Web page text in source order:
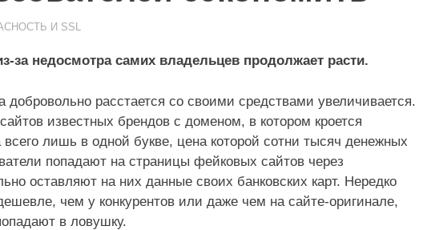
И SSL
за недосмотра самих владельцев продолжает расти.
добровольно расстается со своими средствами увеличивается.
известных брендов с доменом, в котором кроется
лишь в одной букве, цена которой сотни тысяч денежных
попадают на страницы фейковых сайтов через
оставляют на них данные своих банковских карт. Нередко
чем у конкурентов или даже чем на сайте-оригинале,
в ловушку.